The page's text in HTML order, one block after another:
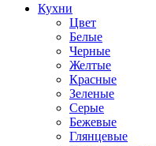
Кухни
Цвет
Белые
Черные
Желтые
Красные
Зеленые
Серые
Бежевые
Глянцевые